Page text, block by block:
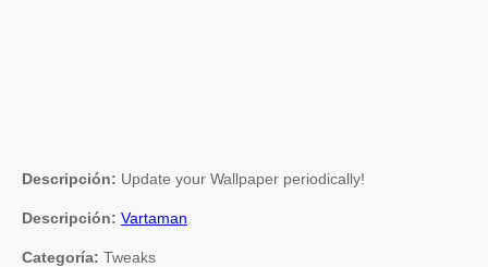
Descripción: Update your Wallpaper periodically!
Descripción: Vartaman
Categoría: Tweaks